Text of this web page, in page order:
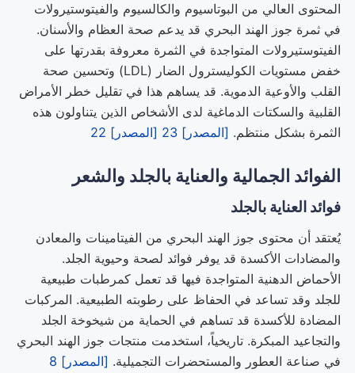
المحتوى العالي من البوتاسيوم والكالسيوم والفيتوستيرولات
في ثمرة جوز الهند البحري قد يدعم صحة العظام والأسنان.
الفيتوستيرولات المتواجدة في الثمرة معروفة بقدرتها على
خفض مستويات الكوليسترول الضار (LDL) وتحسين صحة
القلب والأوعية الدموية. قد يساهم هذا في تقليل خطر الأمراض
القلبية والسكتات الدماغية لدى الأشخاص الذين يتناولون هذه
الثمرة بشكل منتظم. [المصدر] 23 [المصدر] 22
الفوائد الجمالية والعناية بالجلد والشعر
فوائد العناية بالجلد
يُعتقد أن محتوى جوز الهند البحري من الفيتامينات والمعادن
والمضادات الأكسدة قد يوفر فوائد لصحة وحيوية الجلد.
الأحماض الدهنية المتواجدة فيها قد تعمل كمرطبات طبيعية
للجلد وقد تساعد في الحفاظ على رطوبته الطبيعية. المركبات
المضادة للأكسدة قد تساهم في الحماية من شيخوخة الجلد
والتجاعيد المبكرة. تاريخياً، استخدمت منتجات جوز الهند البحري
في صناعة العطور والمستحضرات التجميلية. [المصدر] 8